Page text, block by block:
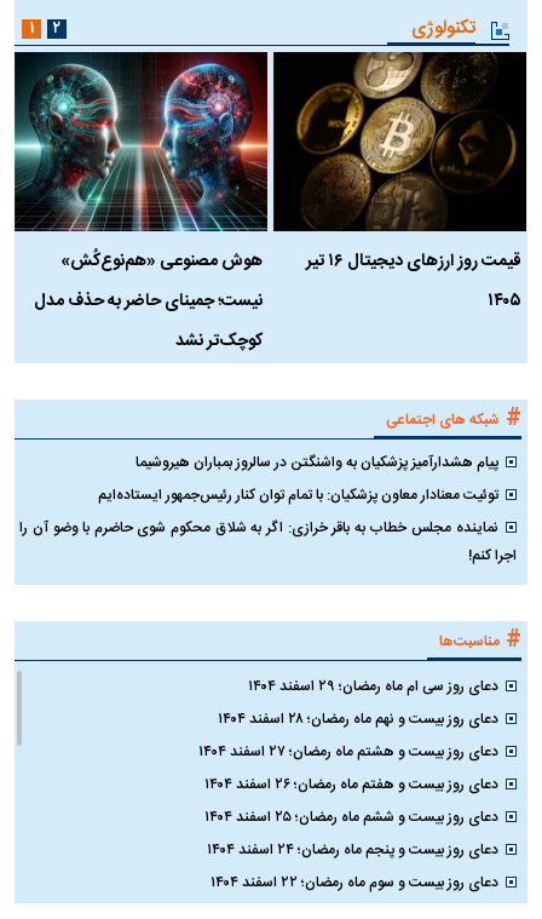
تکنولوژی
قیمت روز ارز‌های دیجیتال ۱۶ تیر
۱۴۰۵
هوش مصنوعی «هم‌نوع‌کُش»
نیست؛ جمینای حاضر به حذف مدل
کوچک‌تر نشد
۱ ۲
# شبکه های اجتماعی
پیام هشدارآمیز پزشکیان به واشنگتن در سالروز بمباران هیروشیما
توئیت معنادار معاون پزشکیان: با تمام توان کنار رئیس‌جمهور ایستاده‌ایم
نماینده مجلس خطاب به باقر خرازی: اگر به شلاق محکوم شوی حاضرم با وضو آن را
اجرا کنم!
# مناسبت‌ها
دعای روز سی ام ماه رمضان؛ ۲۹ اسفند ۱۴۰۴
دعای روز بیست و نهم ماه رمضان؛ ۲۸ اسفند ۱۴۰۴
دعای روز بیست و هشتم ماه رمضان؛ ۲۷ اسفند ۱۴۰۴
دعای روز بیست و هفتم ماه رمضان؛ ۲۶ اسفند ۱۴۰۴
دعای روز بیست و ششم ماه رمضان؛ ۲۵ اسفند ۱۴۰۴
دعای روز بیست و پنجم ماه رمضان؛ ۲۴ اسفند ۱۴۰۴
دعای روز بیست و سوم ماه رمضان؛ ۲۲ اسفند ۱۴۰۴